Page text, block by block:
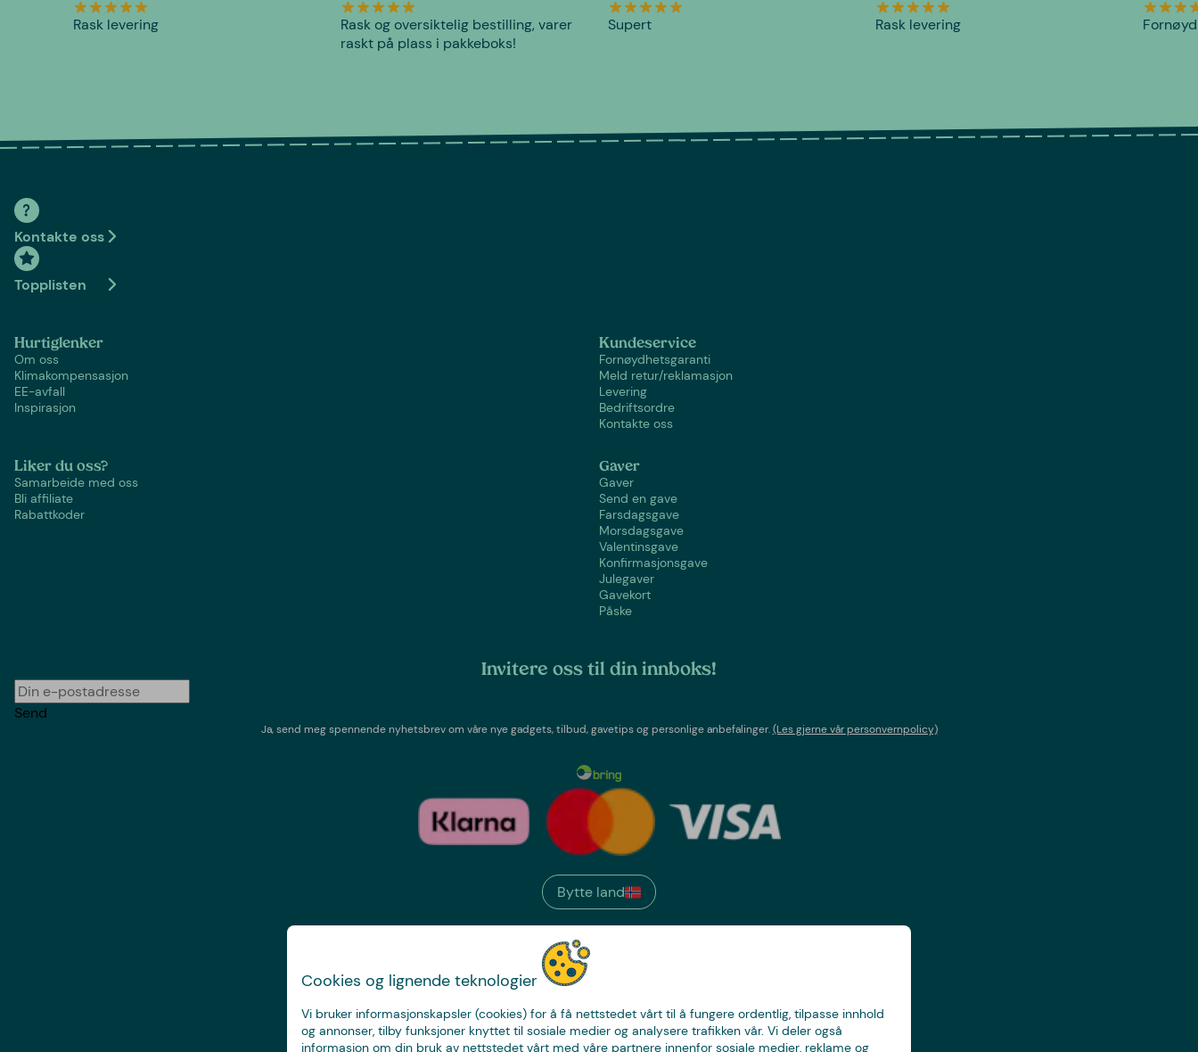
Cookies og lignende teknologier
Vi bruker informasjonskapsler (cookies) for å få nettstedet vårt til å fungere ordentlig, tilpasse innhold
og annonser, tilby funksjoner knyttet til sosiale medier og analysere trafikken vår. Vi deler også
informasjon om din bruk av nettstedet vårt med våre partnere innenfor sosiale medier, reklame og
Rask levering
Rask og oversiktelig bestilling, varer
raskt på plass i pakkeboks!
Supert Rask levering Fornøyd
Kontakte oss
Topplisten
Hurtiglenker
Om oss
Klimakompensasjon
EE-avfall
Inspirasjon
Kundeservice
Fornøydhetsgaranti
Meld retur/reklamasjon
Levering
Bedriftsordre
Kontakte oss
Liker du oss?
Samarbeide med oss
Bli affiliate
Rabattkoder
Gaver
Gaver
Send en gave
Farsdagsgave
Morsdagsgave
Valentinsgave
Konfirmasjonsgave
Julegaver
Gavekort
Påske
Invitere oss til din innboks!
Send
Ja, send meg spennende nyhetsbrev om våre nye gadgets, tilbud, gavetips og personlige anbefalinger.(Les gjerne vår personvernpolicy)
Bytte land